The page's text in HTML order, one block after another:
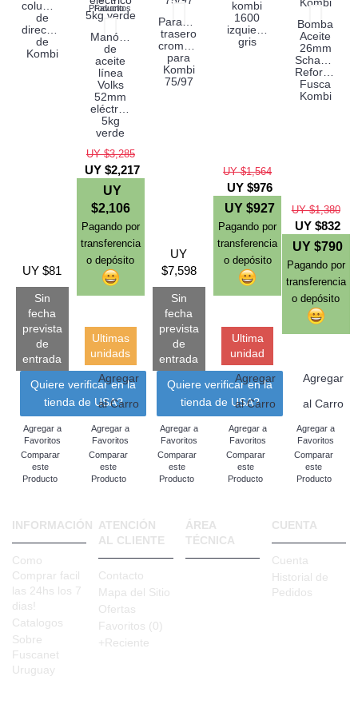
columna
de
dirección
de
Kombi
UY $81
Sin
fecha
prevista
de
entrada
Quiere verificar en la
tienda de USA?
Agregar a
Favoritos
Comparar
este
Producto
Favoritos
Producto
Manómetro
de
aceite
línea
Volks
52mm
eléctrico
5kg
verde
UY $3,285
UY $2,217
UY
$2,106
Pagando por
transferencia
o depósito
Ultimas
unidads
Agregar
al Carro
Agregar a
Favoritos
Comparar
este
Producto
Paragolpes
trasero
cromado
para
Kombi
75/97
UY
$7,598
Sin
fecha
prevista
de
entrada
Quiere verificar en la
tienda de USA?
Agregar a
Favoritos
Comparar
este
Producto
kombi
1600
izquierdo
gris
UY $1,564
UY $976
UY $927
Pagando por
transferencia
o depósito
Ultima
unidad
Agregar
al Carro
Agregar a
Favoritos
Comparar
este
Producto
Bomba
Aceite
26mm
Schadek
Reforzada
Fusca
Kombi
UY $1,380
UY $832
UY $790
Pagando por
transferencia
o depósito
Agregar
al Carro
Agregar a
Favoritos
Comparar
este
Producto
INFORMACIÓN
Como
Comprar facil
las 24hs los 7
dias!
Catalogos
Sobre
Fuscanet
Uruguay
ATENCIÓN
AL CLIENTE
Contacto
Mapa del Sitio
Ofertas
Favoritos (0)
+Reciente
ÁREA
TÉCNICA
CUENTA
Cuenta
Historial de
Pedidos